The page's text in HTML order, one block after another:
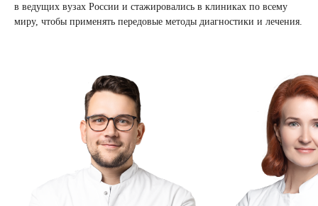
в ведущих вузах России и стажировались в клиниках по всему
миру, чтобы применять передовые методы диагностики и лечения.